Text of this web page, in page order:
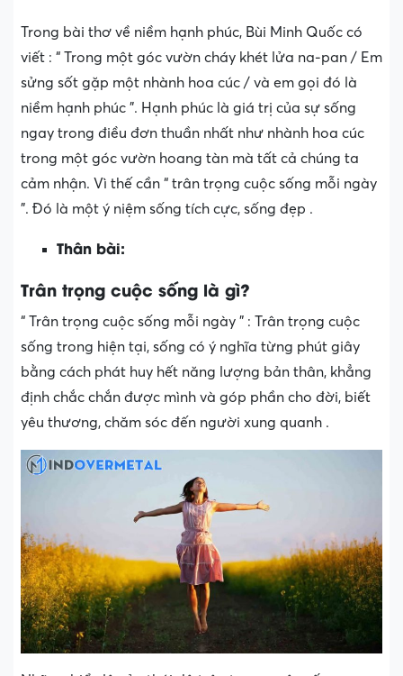
Trong bài thơ về niềm hạnh phúc, Bùi Minh Quốc có
viết : “ Trong một góc vườn cháy khét lửa na-pan / Em
sửng sốt gặp một nhành hoa cúc / và em gọi đó là
niềm hạnh phúc ”. Hạnh phúc là giá trị của sự sống
ngay trong điều đơn thuần nhất như nhành hoa cúc
trong một góc vườn hoang tàn mà tất cả chúng ta
cảm nhận. Vì thế cần “ trân trọng cuộc sống mỗi ngày
”. Đó là một ý niệm sống tích cực, sống đẹp .
Thân bài:
Trân trọng cuộc sống là gì?
“ Trân trọng cuộc sống mỗi ngày ” : Trân trọng cuộc
sống trong hiện tại, sống có ý nghĩa từng phút giây
bằng cách phát huy hết năng lượng bản thân, khẳng
định chắc chắn được mình và góp phần cho đời, biết
yêu thương, chăm sóc đến người xung quanh .